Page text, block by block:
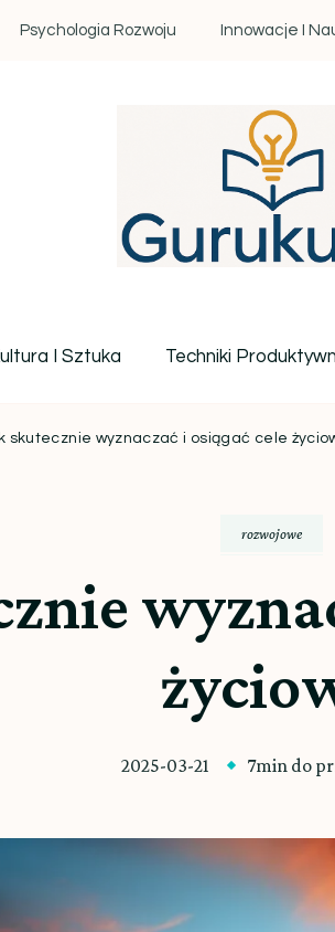
Psychologia Rozwoju Innowacje I
I Sztuka Techniki
skutecznie wyznaczać i osiągać cele
rozwojowe
2025-03-21 7min do